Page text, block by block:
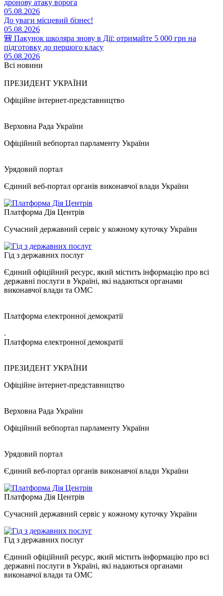
дронову атаку ворога
05.08.2026
До уваги місцевий бізнес!
05.08.2026
🎒 Пакунок школяра знову в Дії: отримайте 5 000 грн на
підготовку до першого класу
05.08.2026
Всі новини
ПРЕЗИДЕНТ УКРАЇНИ
Офіційне інтернет-представництво
Верховна Рада України
Офіційний вебпортал парламенту України
Урядовий портал
Єдиний веб-портал органів виконавчої влади України
Платформа Дія Центрів
Сучасний державний сервіс у кожному куточку України
Гід з державних послуг
Єдиний офіційний ресурс, який містить інформацію про всі
державні послуги в Україні, які надаються органами
виконавчої влади та ОМС
Платформа електронної демократії
.
Платформа електронної демократії
ПРЕЗИДЕНТ УКРАЇНИ
Офіційне інтернет-представництво
Верховна Рада України
Офіційний вебпортал парламенту України
Урядовий портал
Єдиний веб-портал органів виконавчої влади України
Платформа Дія Центрів
Сучасний державний сервіс у кожному куточку України
Гід з державних послуг
Єдиний офіційний ресурс, який містить інформацію про всі
державні послуги в Україні, які надаються органами
виконавчої влади та ОМС